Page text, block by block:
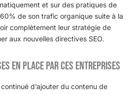
et sur des pratiques de
de son trafic organique suite à la
complètement leur stratégie de
aux nouvelles directives SEO.
en place par ces entreprises
d’ajouter du contenu de